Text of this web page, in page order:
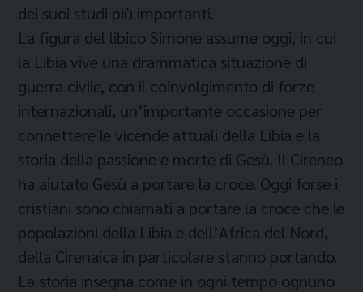
dei suoi studi più importanti.
La figura del libico Simone assume oggi, in cui
la Libia vive una drammatica situazione di
guerra civile, con il coinvolgimento di forze
internazionali, un’importante occasione per
connettere le vicende attuali della Libia e la
storia della passione e morte di Gesù. Il Cireneo
ha aiutato Gesù a portare la croce. Oggi forse i
cristiani sono chiamati a portare la croce che le
popolazioni della Libia e dell’Africa del Nord,
della Cirenaica in particolare stanno portando.
La storia insegna come in ogni tempo ognuno